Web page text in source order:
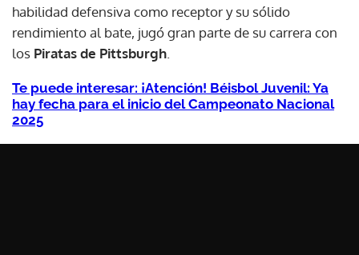
habilidad defensiva como receptor y su sólido
rendimiento al bate, jugó gran parte de su carrera con
los Piratas de Pittsburgh
Te puede interesar: ¡Atención! Béisbol Juvenil: Ya
hay fecha para el inicio del Campeonato Nacional
2025